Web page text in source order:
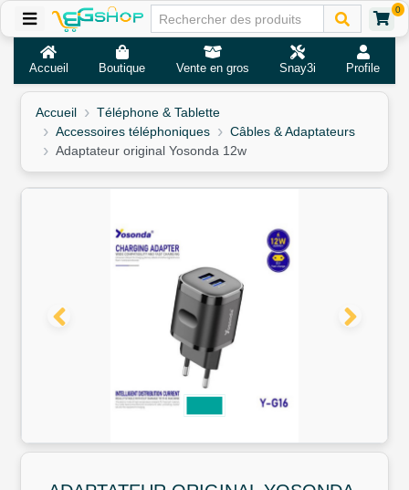
0
Accueil Boutique Vente en gros Snay3i Profile
Accueil
Téléphone & Tablette
Accessoires téléphoniques
Câbles & Adaptateurs
Adaptateur original Yosonda 12w